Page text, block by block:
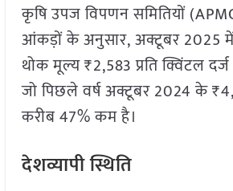
कृषि उपज विपणन समितियों
आंकड़ों के अनुसार, अक्टूबर 2025
थोक मूल्य ₹2,583 प्रति क्विंटल
जो पिछले वर्ष अक्टूबर 2024 के
करीब 47% कम है।
देशव्यापी स्थिति